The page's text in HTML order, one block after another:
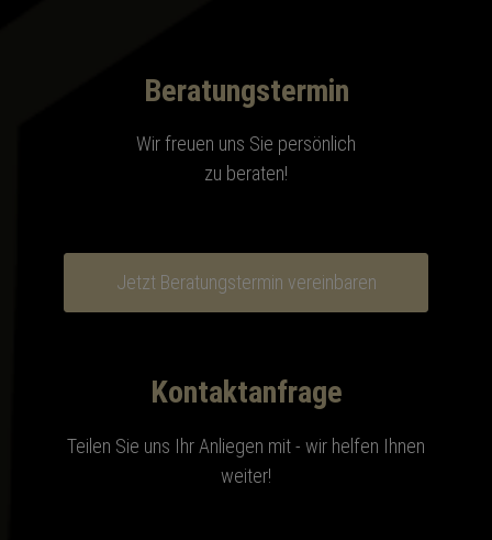
Beratungstermin
Wir freuen uns Sie persönlich
zu beraten!
Jetzt Beratungstermin vereinbaren
Kontaktanfrage
Teilen Sie uns Ihr Anliegen mit - wir helfen Ihnen
weiter!